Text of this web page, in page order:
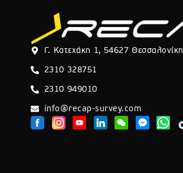
Γ. Κατεχάκη 1, 54627 Θεσσαλονίκη
2310 328751
2310 949010
info@recap-survey.com
W